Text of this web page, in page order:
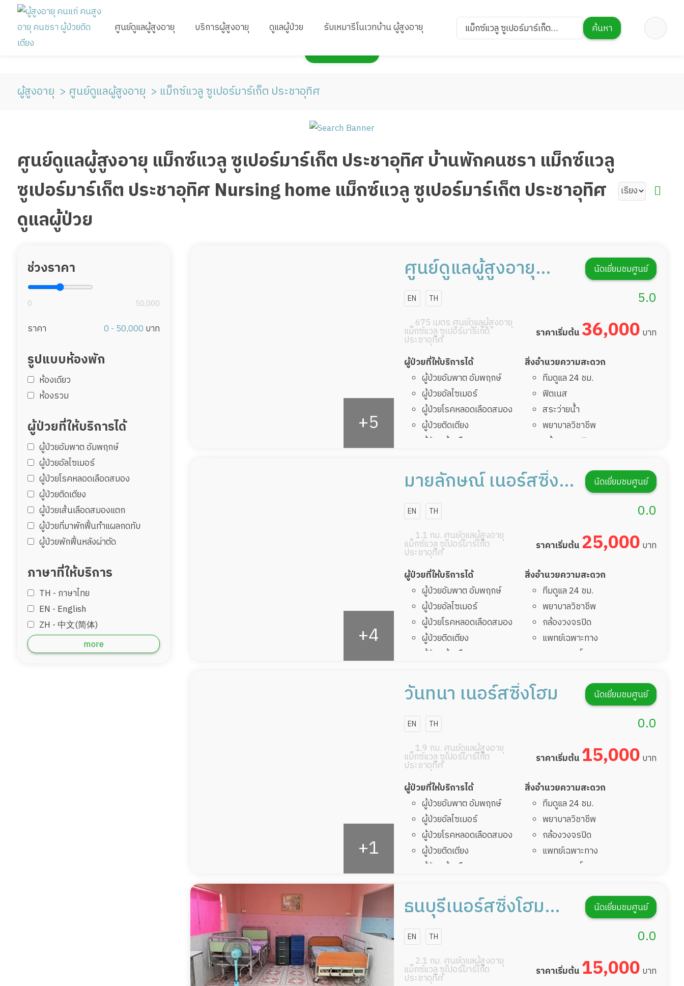
ศูนย์ดูแลผู้สูงอายุ บริการผู้สูงอายุ ดูแลผู้ป่วย รับเหมารีโนเวทบ้าน ผู้สูงอายุ
แม็กซ์แวลู ซูเปอร์มาร์เก็ต
ค้นหา
กดเพื่อแสดงแผนที่
ผู้สูงอายุ ศูนย์ดูแลผู้สูงอายุ แม็กซ์แวลู ซูเปอร์มาร์เก็ต ประชาอุทิศ
ศูนย์ดูแลผู้สูงอายุ แม็กซ์แวลู ซูเปอร์มาร์เก็ต ประชาอุทิศ บ้านพักคนชรา แม็กซ์แวลู
ซูเปอร์มาร์เก็ต ประชาอุทิศ Nursing home แม็กซ์แวลู ซูเปอร์มาร์เก็ต ประชาอุทิศ
ดูแลผู้ป่วย
นัดเยี่ยมชมศูนย์
ศูนย์ดูแลผู้สูงอายุ
ธนบุรี เฮลท์ วิลเลจ -
เครือโรงพยาบาลธนบุรี
EN TH 5.0
675 เมตร ศูนย์ดูแลผู้สูงอายุ
แม็กซ์แวลู ซูเปอร์มาร์เก็ต
ประชาอุทิศ ราคาเริ่มต้น 36,000 บาท
ผู้ป่วยที่ให้บริการได้
ผู้ป่วยอัมพาต อัมพฤกษ์
ผู้ป่วยอัลไซเมอร์
ผู้ป่วยโรคหลอดเลือดสมอง
ผู้ป่วยติดเตียง
ผู้ป่วยเส้นเลือดสมองแตก
ทับ
ผู้ป่วยพักฟื้นหลังผ่าตัด
สิ่งอำนวยความสะดวก
ทีมดูแล 24 ชม.
ฟิตเนส
สระว่ายน้ำ
พยาบาลวิชาชีพ
กล้องวงจรปิด
อาหารตามโภชนาการ
ดูแลความสะอาด ซักผ้า
รายงานข้อมูลสุขภาพ
นัดเยี่ยมชมศูนย์
มายลักษณ์ เนอร์สซิ่ง
โฮม บางมด
EN TH 0.0
1.1 กม. ศูนย์ดูแลผู้สูงอายุ
แม็กซ์แวลู ซูเปอร์มาร์เก็ต
ประชาอุทิศ ราคาเริ่มต้น 25,000 บาท
ผู้ป่วยที่ให้บริการได้
ผู้ป่วยอัมพาต อัมพฤกษ์
ผู้ป่วยอัลไซเมอร์
ผู้ป่วยโรคหลอดเลือดสมอง
ผู้ป่วยติดเตียง
ผู้ป่วยเส้นเลือดสมองแตก
ทับ
ผู้ป่วยพักฟื้นหลังผ่าตัด
สิ่งอำนวยความสะดวก
ทีมดูแล 24 ชม.
พยาบาลวิชาชีพ
กล้องวงจรปิด
แพทย์เฉพาะทาง
อาหารตามโภชนาการ
กายภาพบำบัด
กิจกรรมนันทนาการนัดเยี่ยมชมศูนย์
วันทนา เนอร์สซิ่งโฮม
EN TH 0.0
1.9 กม. ศูนย์ดูแลผู้สูงอายุ
แม็กซ์แวลู ซูเปอร์มาร์เก็ต
ประชาอุทิศ ราคาเริ่มต้น 15,000 บาท
ผู้ป่วยที่ให้บริการได้
ผู้ป่วยอัมพาต อัมพฤกษ์
ผู้ป่วยอัลไซเมอร์
ผู้ป่วยโรคหลอดเลือดสมอง
ผู้ป่วยติดเตียง
ผู้ป่วยเส้นเลือดสมองแตก
สิ่งอำนวยความสะดวก
ทีมดูแล 24 ชม.
พยาบาลวิชาชีพ
กล้องวงจรปิด
แพทย์เฉพาะทาง
อาหารตามโภชนาการ
กายภาพบำบัด
กิจกรรมนันทนาการนัดเยี่ยมชมศูนย์
ธนบุรีเนอร์สซิ่งโฮม
สาขาประชาอุทิศ 90
(หมู่บ้านไทยสมบูรณ์)
EN TH 0.0
2.1 กม. ศูนย์ดูแลผู้สูงอายุ
แม็กซ์แวลู ซูเปอร์มาร์เก็ต
ประชาอุทิศ ราคาเริ่มต้น 15,000 บาท
ช่วงราคา
0 50,000
ราคา 0 - 50,000 บาท
รูปแบบห้องพัก
ห้องเดียว
ห้องรวม
ผู้ป่วยที่ให้บริการได้
ผู้ป่วยอัมพาต อัมพฤกษ์
ผู้ป่วยอัลไซเมอร์
ผู้ป่วยโรคหลอดเลือดสมอง
ผู้ป่วยติดเตียง
ผู้ป่วยเส้นเลือดสมองแตก
ผู้ป่วยที่มาพักฟื้นทำแผลกดทับ
ผู้ป่วยพักฟื้นหลังผ่าตัด
ภาษาที่ให้บริการ
TH - ‏ภาษาไทย
EN - English
ZH - 中文(简体)
DE - Deutsch
more